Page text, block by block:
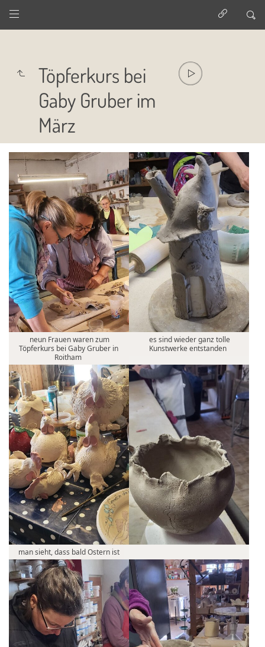
Töpferkurs bei
Gaby Gruber im
März
neun Frauen waren zum
Töpferkurs bei Gaby Gruber in
Roitham
es sind wieder ganz tolle
Kunstwerke entstanden
man sieht, dass bald Ostern ist